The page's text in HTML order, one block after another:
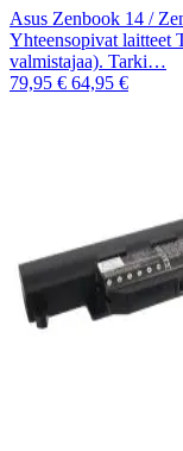
Asus Zenbook 14 /
Yhteensopivat laitteet
valmistajaa). Tarki…
79,95 € 64,95 €